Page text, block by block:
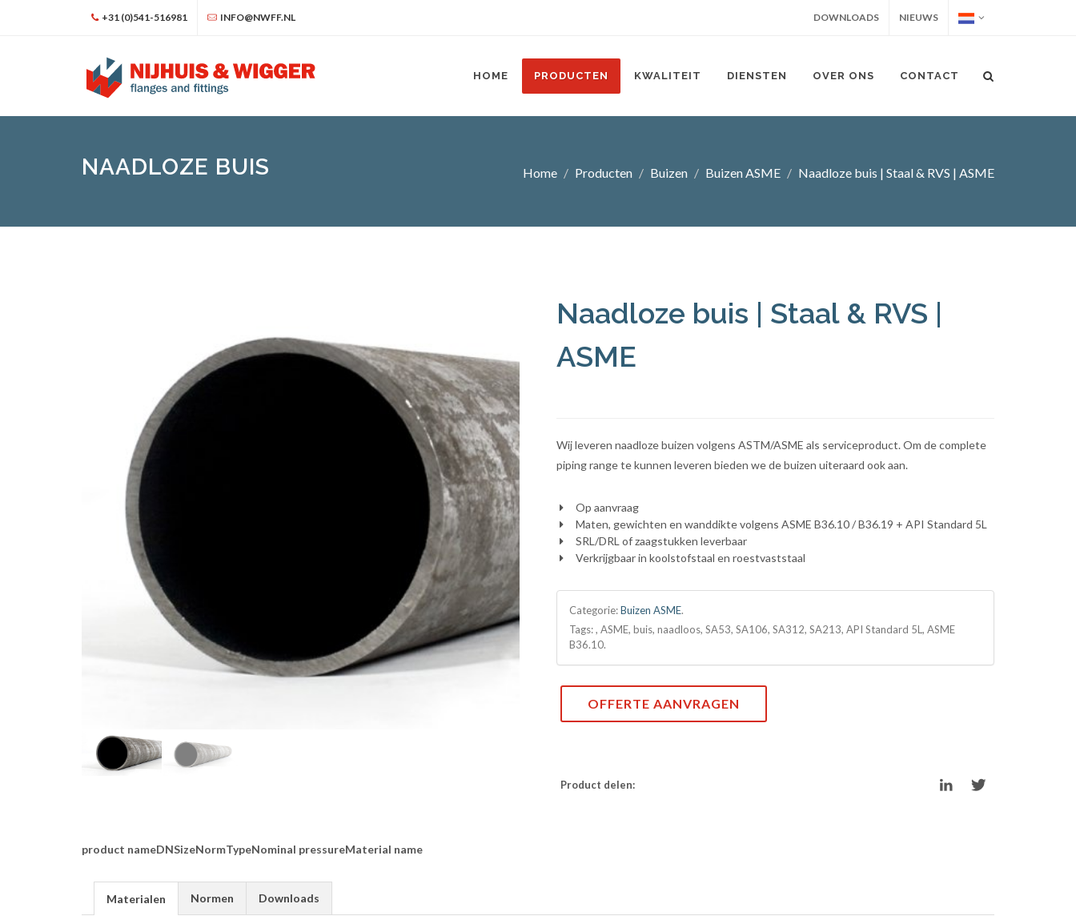
+31 (0)541-516981 INFO@NWFF.NL DOWNLOADS NIEUWS
HOME PRODUCTEN KWALITEIT DIENSTEN OVER ONS CONTACT
NAADLOZE BUIS Home Producten Buizen Buizen ASME Naadloze buis | Staal & RVS | ASME
Naadloze buis | Staal & RVS |
ASME
Wij leveren naadloze buizen volgens ASTM/ASME als serviceproduct. Om de complete
piping range te kunnen leveren bieden we de buizen uiteraard ook aan.
Op aanvraag
Maten, gewichten en wanddikte volgens ASME B36.10 / B36.19 + API Standard 5L
SRL/DRL of zaagstukken leverbaar
Verkrijgbaar in koolstofstaal en roestvaststaal
Categorie:Buizen ASME.
Tags: , ASME, buis, naadloos, SA53, SA106, SA312, SA213, API Standard 5L, ASME
B36.10.
OFFERTE AANVRAGEN
Product delen:
product nameDNSizeNormTypeNominal pressureMaterial name
Materialen Normen Downloads